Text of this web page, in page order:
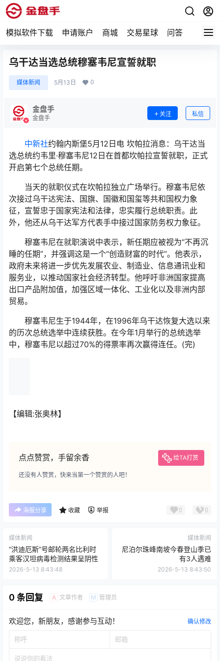
模拟软件下载 申请账户 商城 交易星球 问答 专题
乌干达当选总统穆塞韦尼宣誓就职
媒体新闻 5月13日 0
金盘手
金盘手
关注 私信
中新社约翰内斯堡5月12日电 坎帕拉消息：乌干达当
选总统约韦里·穆塞韦尼12日在首都坎帕拉宣誓就职，正式
开启第七个总统任期。
当天的就职仪式在坎帕拉独立广场举行。穆塞韦尼依
次接过乌干达宪法、国旗、国徽和国玺等共和国权力象
征，宣誓忠于国家宪法和法律，忠实履行总统职责。此
外，他还从乌干达军方代表手中接过国家防务权力象征。
穆塞韦尼在就职演说中表示，新任期应被视为“不再沉
睡的任期”，并强调这是一个“创造财富的时代”。他表示，
政府未来将进一步优先发展农业、制造业、信息通讯业和
服务业，以推动国家社会经济转型。他呼吁非洲国家提高
出口产品附加值，加强区域一体化、工业化以及非洲内部
贸易。
穆塞韦尼生于1944年，在1996年乌干达恢复大选以来
的历次总统选举中连续获胜。在今年1月举行的总统选举
中，穆塞韦尼以超过70%的得票率再次赢得连任。(完)
【编辑:张奥林】
点点赞赏，手留余香 给TA打赏
还没有人赞赏，快来当第一个赞赏的人吧！
海报分享 收藏 举报 0 0
媒体新闻
“洪迪厄斯”号邮轮两名比利时
乘客汉坦病毒检测结果呈阴性
2026-5-13 8:43:48
媒体新闻
尼泊尔珠峰南坡今春登山季已
有3人遇难
2026-5-13 8:43:50
0 条回复 A 文章作者 M 管理员
欢迎您，新朋友，感谢参与互动！ 确认修改